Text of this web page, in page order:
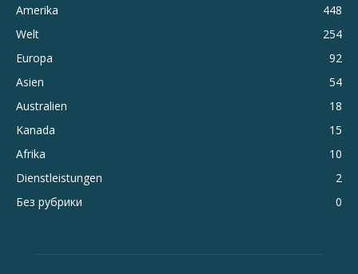
Amerika
448
Welt
254
Europa
92
Asien
54
Australien
18
Kanada
15
Afrika
10
Dienstleistungen
2
Без рубрики
0